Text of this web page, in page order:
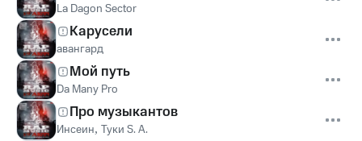
La Dagon Sector
Карусели
авангард
Мой путь
Da Many Pro
Про музыкантов
Инсеин, Туки S. A.